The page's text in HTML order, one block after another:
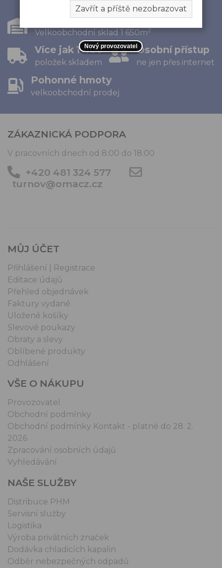
Náš e-shop
Velkoobchodní sklad 1 650m2
Více jak 1 400
položek skladem
Osobní přístup
ne jen přes internet
Pohonné hmoty
velkoobchodní prodej
ZÁKAZNICKÁ PODPORA
V pracovních dnech od 8:00 do 18:00
+420 481 324 577
turnov@omacz.cz
MŮJ ÚČET
Přihlášení | Registrace
Editace údajů
Přehled objednávek
Faktury vydané
Uložené košíky
Slevové poukazy
Obraty a slevy
Oblíbené produkty
Odhlášení
VŠE O NÁKUPU
Provozovatel
Obchodní podmínky
Obchodní podmínky Kontakt - platné do 28. 2.
2026
Zpracování osobních údajů
Vyhledávání
NAŠE SLUŽBY
Distribuce PHM
Servisní služby
Logistika
Výroba privátních značek
Dodávka chladicích kapalin
Odběr nebezpečných odpadů
Zavřít a příště nezobrazovat
Nový provozovatel